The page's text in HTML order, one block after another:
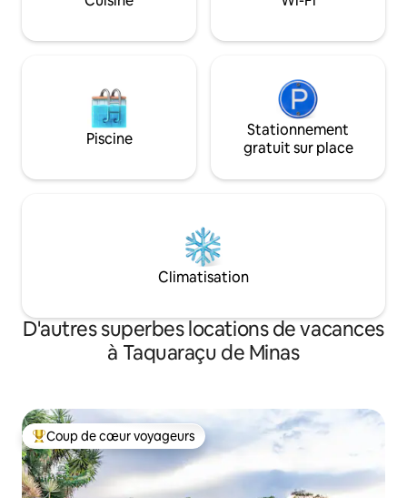
extérieur + d'un mini foyer portable.
Piscine
Stationnement
gratuit sur place
Climatisation
D'autres superbes locations de vacances
à Taquaraçu de Minas
Coup de cœur voyageurs parmi les plus aimés
Coup de cœur voyageurs